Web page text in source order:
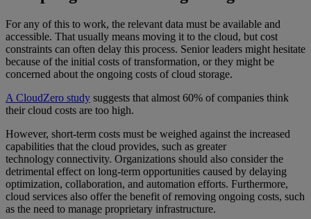
For any of this to work, the relevant data must be available and
accessible. That usually means moving it to the cloud, but cost
constraints can often delay this process. Senior leaders might hesitate
because of the initial costs of transformation, or they might be
concerned about the ongoing costs of cloud storage.
A CloudZero study suggests that almost 60% of companies think
their cloud costs are too high.
However, short-term costs must be weighed against the increased
capabilities that the cloud provides, such as greater
technology connectivity. Organizations should also consider the
detrimental effect on long-term opportunities caused by delaying
optimization, collaboration, and automation efforts. Furthermore,
cloud services also offer the benefit of removing ongoing costs, such
as the need to manage proprietary infrastructure.